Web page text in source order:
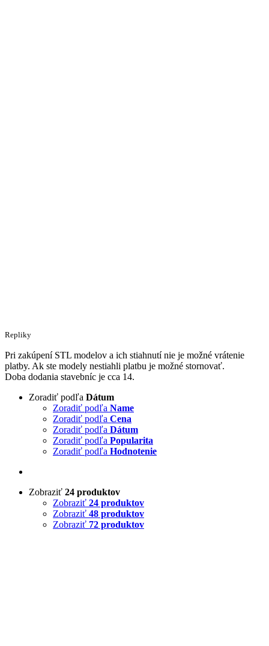
Repliky
Pri zakúpení STL modelov a ich stiahnutí nie je možné vrátenie
platby. Ak ste modely nestiahli platbu je možné stornovať.
Doba dodania stavebníc je cca 14.
Zoradiť podľa Dátum
Zoradiť podľa Name
Zoradiť podľa Cena
Zoradiť podľa Dátum
Zoradiť podľa Popularita
Zoradiť podľa Hodnotenie
Zobraziť 24 produktov
Zobraziť 24 produktov
Zobraziť 48 produktov
Zobraziť 72 produktov